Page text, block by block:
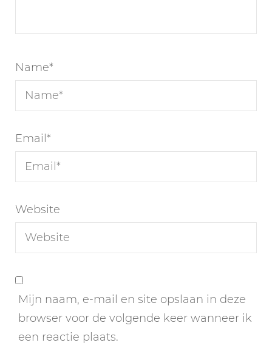
Name*
Email *
Website
Mijn naam, e-mail en site opslaan in deze
browser voor de volgende keer wanneer ik
een reactie plaats.